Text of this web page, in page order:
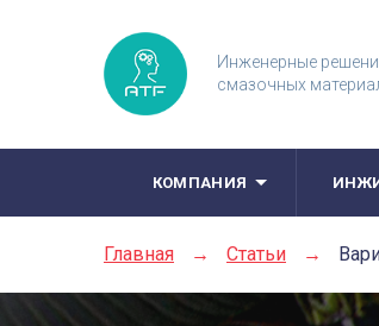
Инженерные
смазочных
КОМПАНИЯ
Главная → Статьи →